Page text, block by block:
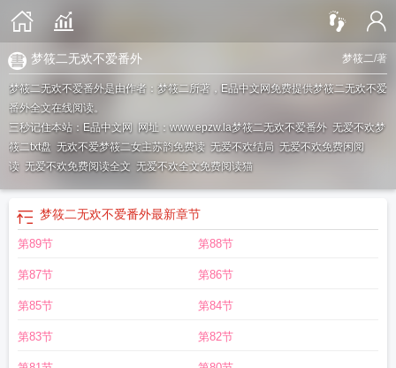
梦筱二/著
梦筱二无欢不爱番外
梦筱二无欢不爱番外是由作者：梦筱二所著，E品中文网免费提供梦筱二无欢不爱
番外全文在线阅读。
三秒记住本站：E品中文网 网址：www.epzw.la梦筱二无欢不爱番外 无爱不欢梦
筱二txt盘 无欢不爱梦筱二女主苏韵免费读 无爱不欢结局 无爱不欢免费闲阅
读 无爱不欢免费阅读全文 无爱不欢全文免费阅读猫
梦筱二无欢不爱番外最新章节
第89节 第88节
第87节 第86节
第85节 第84节
第83节 第82节